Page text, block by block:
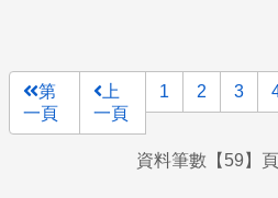
第
一頁
上
一頁
1 2 3
資料筆數【59】頁